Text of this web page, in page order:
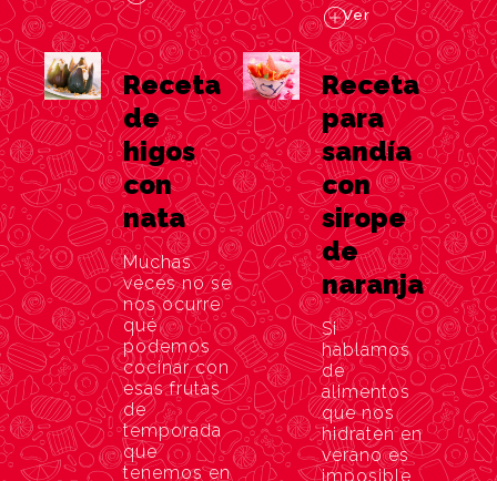
Ver
Receta
de
higos
con
nata
Muchas
veces no se
nos ocurre
qué
podemos
cocinar con
esas frutas
de
temporada
que
tenemos en
Receta
para
sandía
con
sirope
de
naranja
Si
hablamos
de
alimentos
que nos
hidraten en
verano es
imposible